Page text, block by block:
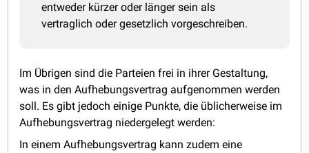
entweder kürzer oder länger sein als
vertraglich oder gesetzlich vorgeschreiben.
Im Übrigen sind die Parteien frei in ihrer Gestaltung,
was in den Aufhebungsvertrag aufgenommen werden
soll. Es gibt jedoch einige Punkte, die üblicherweise im
Aufhebungsvertrag niedergelegt werden:
In einem Aufhebungsvertrag kann zudem eine